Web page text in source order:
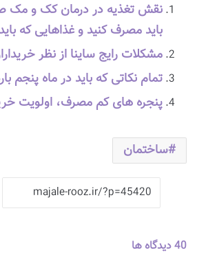
نقش تغذیه در درمان کک و مک
باید مصرف کنید و غذاهایی که
مشکلات رایج ساینا از نظر
تمام نکاتی که باید در ماه پنجم
پنجره های کم مصرف، اولویت
ساختمان
‫40 دیدگاه ها